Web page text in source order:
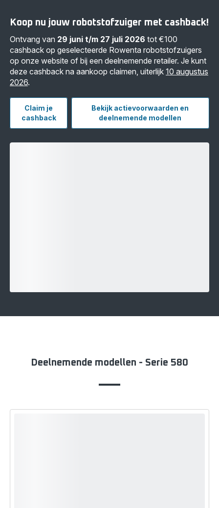
Koop nu jouw robotstofzuiger met cashback!
Ontvang van 29 juni t/m 27 juli 2026 tot €100
cashback op geselecteerde Rowenta robotstofzuigers
op onze website of bij een deelnemende retailer. Je kunt
deze cashback na aankoop claimen, uiterlijk 10 augustus
2026.
Bekijk actievoorwaarden en
deelnemende modellen
Claim je
cashback
Deelnemende modellen - Serie 580